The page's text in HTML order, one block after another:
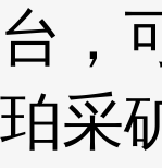
台，
珀采